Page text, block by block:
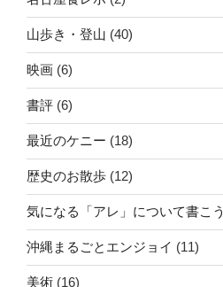
山歩き・登山 (40)
映画 (6)
書評 (6)
最近のケニー (18)
歴史のお散歩 (12)
気になる「アレ」について書こう
沖縄まるごとエンジョイ (11)
美術 (16)